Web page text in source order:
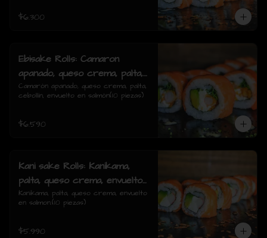
$6.300
Ebisake Rolls: Camaron
apanado, queso crema, palta,
cebollin, envuelto en salmon
Camarón apanado, queso crema, palta,
cebollín, envuelto en salmón(10 piezas)
$6.590
Kani sake Rolls: Kanikama,
palta, queso crema, envuelto
en salmon.
Kanikama, palta, queso crema, envuelto
en salmon.(10 piezas)
$5.990